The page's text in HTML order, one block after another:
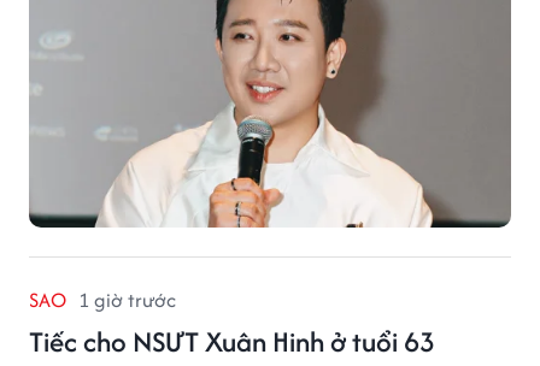
SAO 1 giờ trước
Tiếc cho NSƯT Xuân Hinh ở tuổi 63